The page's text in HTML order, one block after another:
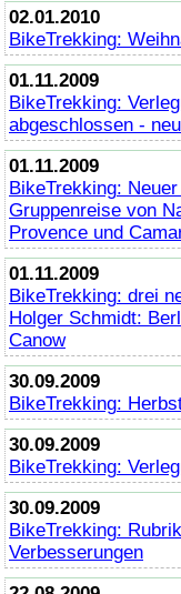
02.01.2010
BikeTrekking:
01.11.2009
BikeTrekking:
abgeschlossen -
01.11.2009
BikeTrekking:
Gruppenreise von
Provence und
01.11.2009
BikeTrekking: drei
Holger Schmidt:
Canow
30.09.2009
BikeTrekking:
30.09.2009
BikeTrekking:
30.09.2009
BikeTrekking:
Verbesserungen